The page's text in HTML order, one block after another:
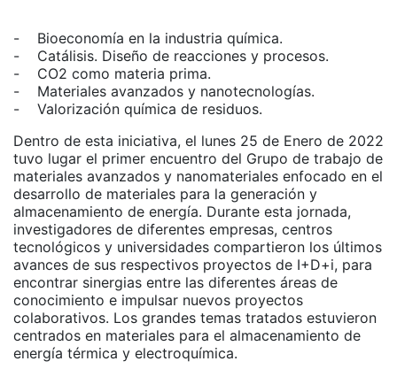
- Bioeconomía en la industria química.
- Catálisis. Diseño de reacciones y procesos.
- CO2 como materia prima.
- Materiales avanzados y nanotecnologías.
- Valorización química de residuos.
Dentro de esta iniciativa, el lunes 25 de Enero de 2022
tuvo lugar el primer encuentro del Grupo de trabajo de
materiales avanzados y nanomateriales enfocado en el
desarrollo de materiales para la generación y
almacenamiento de energía. Durante esta jornada,
investigadores de diferentes empresas, centros
tecnológicos y universidades compartieron los últimos
avances de sus respectivos proyectos de I+D+i, para
encontrar sinergias entre las diferentes áreas de
conocimiento e impulsar nuevos proyectos
colaborativos. Los grandes temas tratados estuvieron
centrados en materiales para el almacenamiento de
energía térmica y electroquímica.